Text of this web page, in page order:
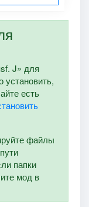
J» для
установить,
есть
файлы
папки
мод в